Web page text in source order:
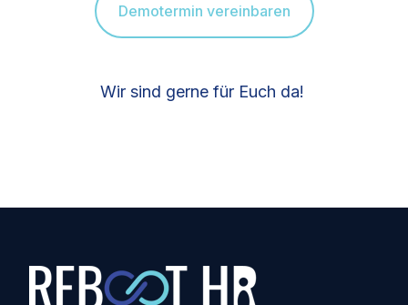
Demotermin vereinbaren
Wir sind gerne für Euch da!